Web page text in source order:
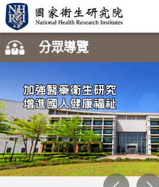
開
分眾導覽
學術活動 徵才訊息
加強醫藥衛生研究
增進國人健康福祉